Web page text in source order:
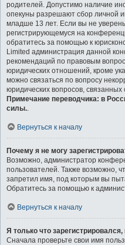
родителей. Допустимо наличие
опекуны разрешают сбор личной
младше 13 лет. Если вы не
регистрирующемуся на
обратитесь за помощью к
Limited администрация данной
рекомендаций по правовым
юридических отношений, кроме
можно связаться по вопросу
юридических вопросов,
Примечание переводчика: в
силы..
Вернуться к началу
Почему я не могу
Возможно, администратор
пользователей. Также возможно,
запретил имя, под которым вы
Обратитесь за помощью к
Вернуться к началу
Я только что зарегистрировался,
Сначала проверьте свои имя